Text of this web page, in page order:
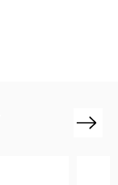
Next